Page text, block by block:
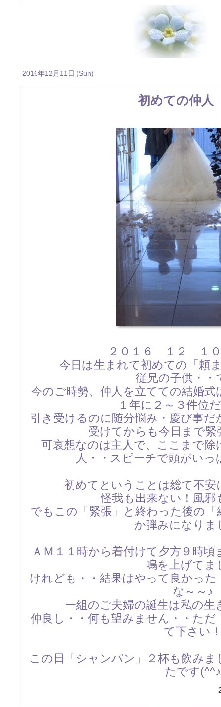
2016年12月11日 (Sun)
初めての仲人
２０１６ １２ １０
今日は生まれて初めての「頼
従兄の子供・・
今のご時勢、仲人を立てての結婚
１年に２～３件位
引き受けるのに随分悩み・慶び事
受けてからも今日まで緊
可哀想なのは主人で、ここまで
人・・スピーチで頭がい
初めてということは総て不
怪我も出来ない！風邪
でもこの「緊張」と終わった後の
か弾みになりま
ＡＭ１１時から着付けて夕方９時
鳴を上げてま
けれども・・結果はやって良かっ
な～～♪
一組のご夫婦の誕生は私の
仲良し・・何も望みません・・た
て下さい
この日「シャンパン」２杯も飲み
たです(^^♪